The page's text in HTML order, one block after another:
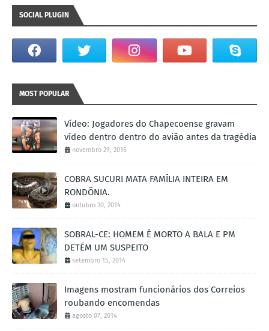
SOCIAL PLUGIN
MOST POPULAR
Vídeo: Jogadores do Chapecoense gravam
vídeo dentro dentro do avião antes da tragédia
novembro 29, 2016
COBRA SUCURI MATA FAMÍLIA INTEIRA EM
RONDÔNIA.
outubro 30, 2014
SOBRAL-CE: HOMEM É MORTO A BALA E PM
DETÉM UM SUSPEITO
setembro 15, 2014
Imagens mostram funcionários dos Correios
roubando encomendas
agosto 07, 2014